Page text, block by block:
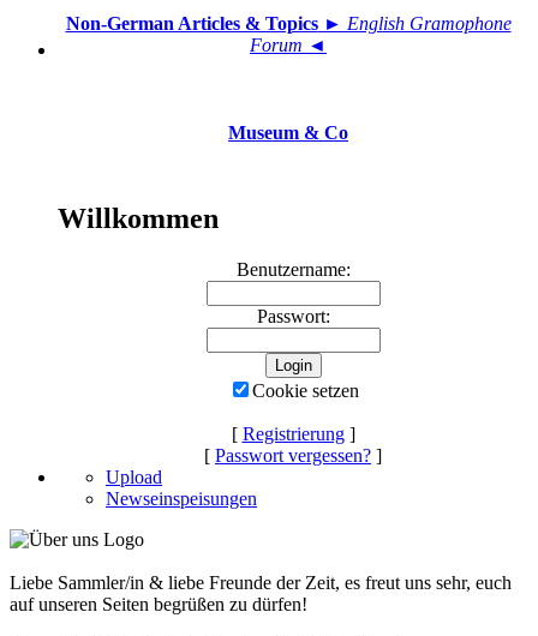
Non-German Articles & Topics► English Gramophone
Forum ◄
Museum & Co
Willkommen
Benutzername:
Passwort:
Cookie setzen
[ Registrierung]
[ Passwort vergessen? ]
Upload
Newseinspeisungen
Liebe Sammler/in & liebe Freunde der Zeit, es freut uns sehr, euch
auf unseren Seiten begrüßen zu dürfen!